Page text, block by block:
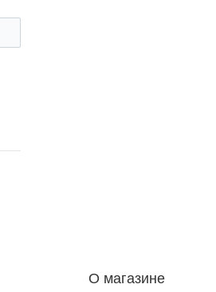
О магазине